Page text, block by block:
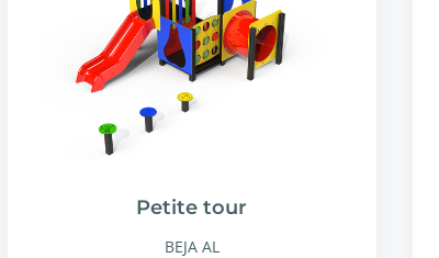
Petite tour
BEJA AL